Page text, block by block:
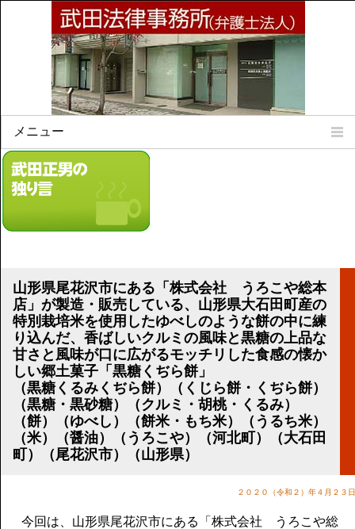
メニュー
Home
所属弁護士
法律相談案内
リンク集
顧問契約について
講演のご案内
気をつけたい法律のポイント
武田正男の独り言
山形県尾花沢市にある「株式会社 うろこや総本
店」が製造・販売している、山形県大石田町産の
特別栽培米を使用したゆべしのような餅の中に練
り込んだ、香ばしいクルミの風味と黒糖の上品な
甘さと風味が口に広がるモッチリした食感の懐か
しい郷土菓子「黒糖くぢら餅」
（黒糖くるみくぢら餅）（くじら餅・くぢら餅）
（黒糖・黒砂糖）（クルミ・胡桃・くるみ）
（餅）（ゆべし）（餅米・もち米）（うるち米）
（米）（醤油）（うろこや）（河北町）（大石田
町）（尾花沢市）（山形県）
２０２０（令和２）年４月２３日
今回は、山形県尾花沢市にある「株式会社 うろこや総